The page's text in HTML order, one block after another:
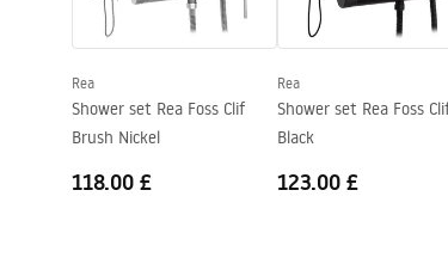
Connection diameter
Warranty
Rea
Shower set Rea Foss Clif
Brush Nickel
118.00 £
Rea
Shower set Rea Foss
Black
123.00 £